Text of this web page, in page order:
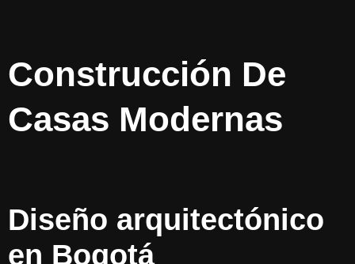
Diseño arquitectónico
en Bogotá
Construcción De
Casas Modernas